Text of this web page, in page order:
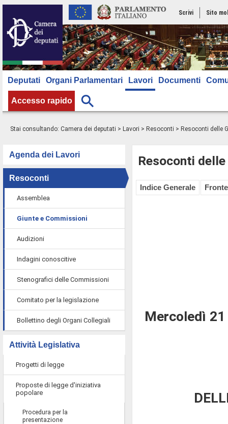
Scrivi Sito
Deputati Organi Parlamentari Lavori Documenti
Accesso rapido
Stai consultando: Camera dei deputati > Lavori > Resoconti > Resoconti delle
Agenda dei Lavori
Resoconti
Assemblea
Giunte e Commissioni
Audizioni
Indagini conoscitive
Stenografici delle Commissioni
Comitato per la legislazione
Bollettino degli Organi Collegiali
Attività Legislativa
Progetti di legge
Proposte di legge d'iniziativa
popolare
Procedura per la
presentazione
Resoconti
Indice Generale
Mercoledì